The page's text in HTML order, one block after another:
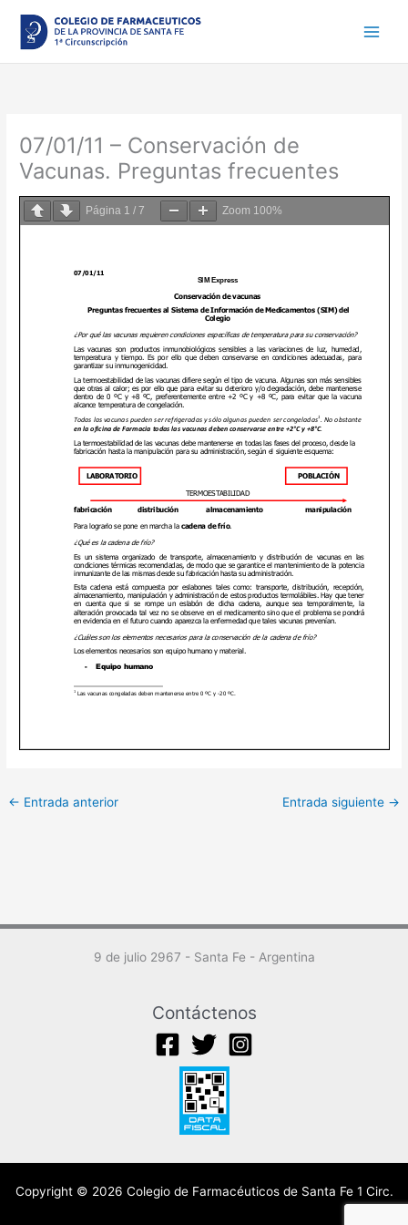
contenido
07/01/11 – Conservación de
Vacunas. Preguntas frecuentes
Página 1 /7 Zoom 100%
← Entrada anterior Entrada siguiente →
9 de julio 2967 - Santa Fe - Argentina
Contáctenos
Copyright © 2026 Colegio de Farmacéuticos de Santa Fe 1 Circ.